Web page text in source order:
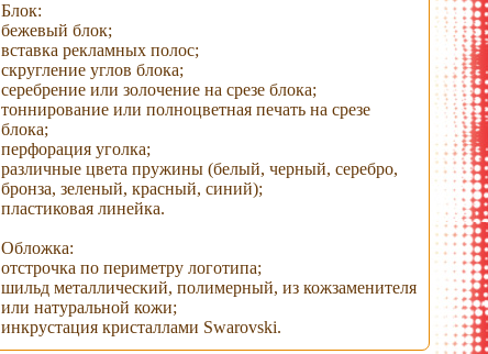
Блок:
бежевый блок;
вставка рекламных полос;
скругление углов блока;
серебрение или золочение на срезе блока;
тоннирование или полноцветная печать на срезе
блока;
перфорация уголка;
различные цвета пружины (белый, черный, серебро,
бронза, зеленый, красный, синий);
пластиковая линейка.
Обложка:
отстрочка по периметру логотипа;
шильд металлический, полимерный, из кожзаменителя
или натуральной кожи;
инкрустация кристаллами Swarovski.